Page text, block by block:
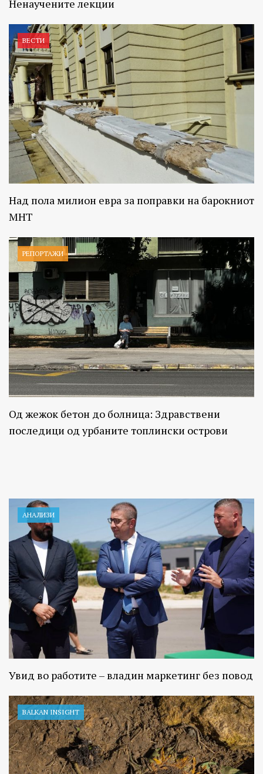
Ненаучените лекции
ВЕСТИ
Над пола милион евра за поправки на барокниот
МНТ
РЕПОРТАЖИ
Од жежок бетон до болница: Здравствени
последици од урбаните топлински острови
АНАЛИЗИ
Увид во работите – владин маркетинг без повод
BALKAN INSIGHT